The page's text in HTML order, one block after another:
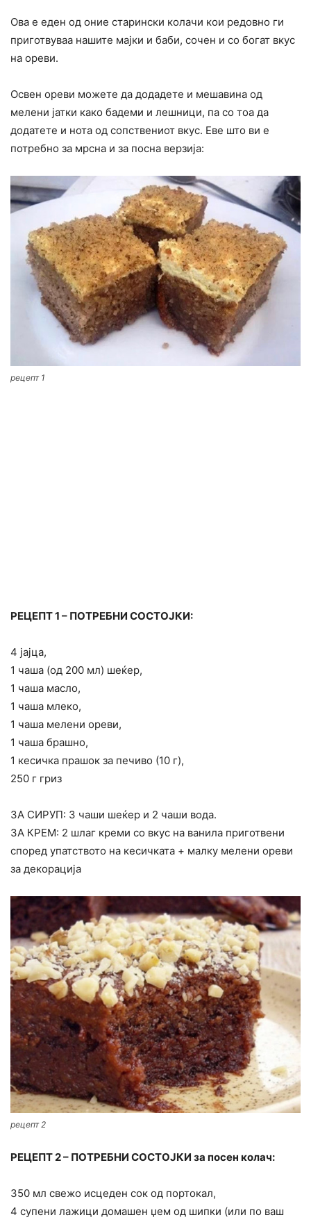
Ова е еден од оние старински колачи кои редовно ги
приготвуваа нашите мајки и баби, сочен и со богат вкус
на ореви.
Освен ореви можете да додадете и мешавина од
мелени јатки како бадеми и лешници, па со тоа да
додатете и нота од сопствениот вкус. Еве што ви е
потребно за мрсна и за посна верзија:
рецепт 1
РЕЦЕПТ 1 – ПОТРЕБНИ СОСТОЈКИ:
4 јајца,
1 чаша (од 200 мл) шеќер,
1 чаша масло,
1 чаша млеко,
1 чаша мелени ореви,
1 чаша брашно,
1 кесичка прашок за печиво (10 г),
250 г гриз
ЗА СИРУП: 3 чаши шеќер и 2 чаши вода.
ЗА КРЕМ: 2 шлаг креми со вкус на ванила приготвени
според упатството на кесичката + малку мелени ореви
за декорација
рецепт 2
РЕЦЕПТ 2 – ПОТРЕБНИ СОСТОЈКИ за посен колач:
350 мл свежо исцеден сок од портокал,
4 супени лажици домашен џем од шипки (или по ваш